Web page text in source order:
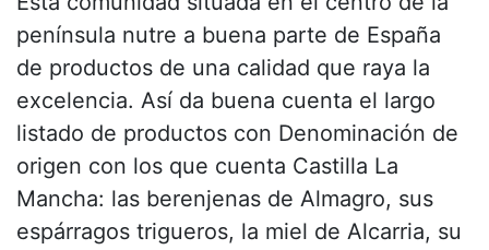
península nutre a buena parte de España
de productos de una calidad que raya la
excelencia. Así da buena cuenta el largo
listado de productos con Denominación de
origen con los que cuenta Castilla La
Mancha: las berenjenas de Almagro, sus
espárragos trigueros, la miel de Alcarria, su